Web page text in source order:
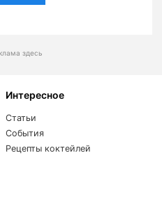
здесь
Интересное
Статьи
События
Рецепты коктейлей